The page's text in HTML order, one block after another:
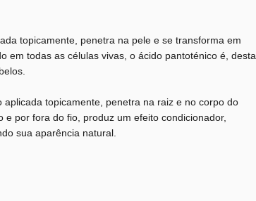
topicamente, penetra na pele e se transforma em
em todas as células vivas, o ácido pantoténico é, desta
topicamente, penetra na raiz e no corpo do
por fora do fio, produz um efeito condicionador,
sua aparência natural.